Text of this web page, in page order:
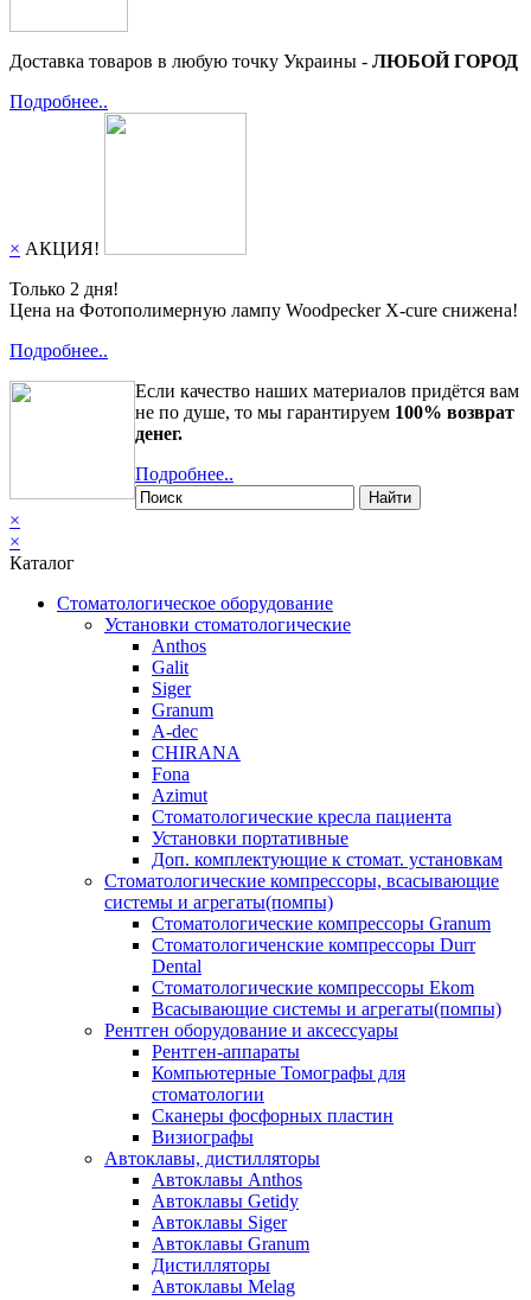
Доставка товаров в любую точку Украины - ЛЮБОЙ ГОРОД
Подробнее..
× АКЦИЯ!
Только 2 дня!
Цена на Фотополимерную лампу Woodpecker X-cure снижена!
Подробнее..
Если качество наших материалов придётся вам
не по душе, то мы гарантируем 100% возврат
денег.
Подробнее..
Найти
×
×
Каталог
Стоматологическое оборудование
Установки стоматологические
Anthos
Galit
Siger
Granum
A-dec
CHIRANA
Fona
Azimut
Стоматологические кресла пациента
Установки портативные
Доп. комплектующие к стомат. установкам
Стоматологические компрессоры, всасывающие
системы и агрегаты(помпы)
Стоматологические компрессоры Granum
Стоматологиченские компрессоры Durr
Dental
Стоматологические компрессоры Ekom
Всасывающие системы и агрегаты(помпы)
Рентген оборудование и аксессуары
Рентген-аппараты
Компьютерные Томографы для
стоматологии
Сканеры фосфорных пластин
Визиографы
Автоклавы, дистилляторы
Автоклавы Anthos
Автоклавы Getidy
Автоклавы Siger
Автоклавы Granum
Дистилляторы
Автоклавы Melag